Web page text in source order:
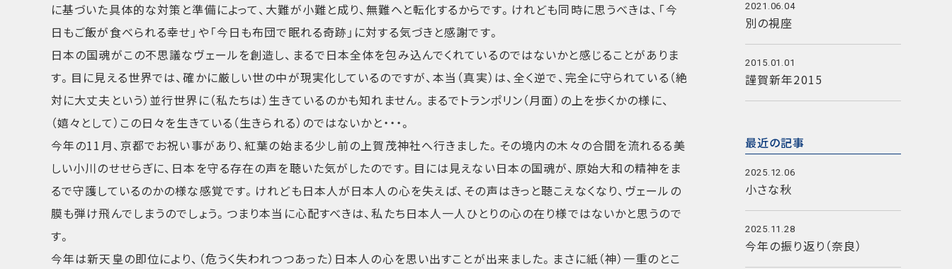
に基づいた具体的な対策と準備によって、大難が小難と成り、無難へと転化するからです。けれども同時に思うべきは、「今
日もご飯が食べられる幸せ」や「今日も布団で眠れる奇跡」に対する気づきと感謝です。
日本の国魂がこの不思議なヴェールを創造し、まるで日本全体を包み込んでくれているのではないかと感じることがありま
す。目に見える世界では、確かに厳しい世の中が現実化しているのですが、本当（真実）は、全く逆で、完全に守られている（絶
対に大丈夫という）並行世界に（私たちは）生きているのかも知れません。まるでトランポリン（月面）の上を歩くかの様に、
（嬉々として）この日々を生きている（生きられる）のではないかと・・・。
今年の11月、京都でお祝い事があり、紅葉の始まる少し前の上賀茂神社へ行きました。その境内の木々の合間を流れるる美
しい小川のせせらぎに、日本を守る存在の声を聴いた気がしたのです。目には見えない日本の国魂が、原始大和の精神をま
るで守護しているのかの様な感覚です。けれども日本人が日本人の心を失えば、その声はきっと聴こえなくなり、ヴェールの
膜も弾け飛んでしまうのでしょう。つまり本当に心配すべきは、私たち日本人一人ひとりの心の在り様ではないかと思うので
す。
今年は新天皇の即位により、（危うく失われつつあった）日本人の心を思い出すことが出来ました。まさに紙（神）一重のとこ
2021.06.04
別の視座
2015.01.01
謹賀新年2015
最近の記事
2025.12.06
小さな秋
2025.11.28
今年の振り返り（奈良）